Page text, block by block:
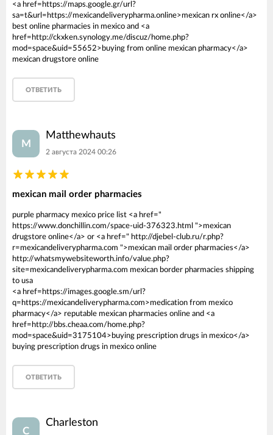
<a href=https://maps.google.gr/url?
sa=t&url=https://mexicandeliverypharma.online>mexican rx online</a>
best online pharmacies in mexico and <a
href=http://ckxken.synology.me/discuz/home.php?
mod=space&uid=55652>buying from online mexican pharmacy</a>
mexican drugstore online
ОТВЕТИТЬ
M
Matthewhauts
2 августа 2024 00:26
mexican mail order pharmacies
purple pharmacy mexico price list <a href="
https://www.donchillin.com/space-uid-376323.html ">mexican
drugstore online</a> or <a href=" http://djebel-club.ru/r.php?
r=mexicandeliverypharma.com ">mexican mail order pharmacies</a>
http://whatsmywebsiteworth.info/value.php?
site=mexicandeliverypharma.com mexican border pharmacies shipping
to usa
<a href=https://images.google.sm/url?
q=https://mexicandeliverypharma.com>medication from mexico
pharmacy</a> reputable mexican pharmacies online and <a
href=http://bbs.cheaa.com/home.php?
mod=space&uid=3175104>buying prescription drugs in mexico</a>
buying prescription drugs in mexico online
ОТВЕТИТЬ
C
Charleston